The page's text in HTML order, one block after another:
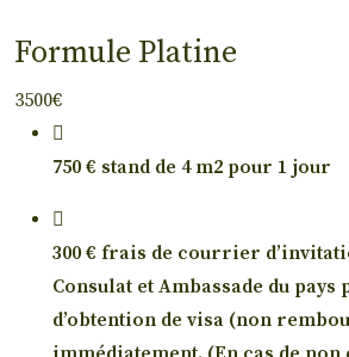
Formule Platine
3500€
750 € stand de 4 m2 pour 1 jour
300 € frais de courrier
Consulat et Ambassade du
d’obtention de visa (non